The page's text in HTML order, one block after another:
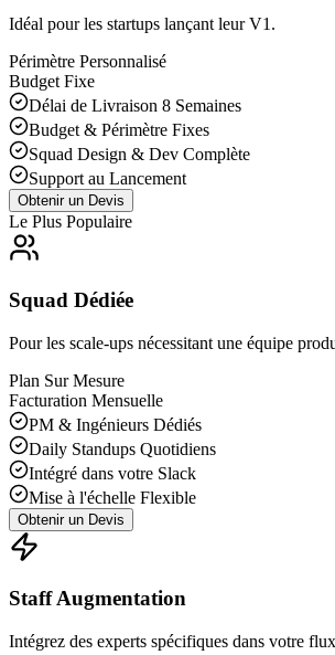
Idéal pour les startups lançant leur V1.
Périmètre Personnalisé
Budget Fixe
Délai de Livraison 8 Semaines
Budget & Périmètre Fixes
Squad Design & Dev Complète
Support au Lancement
Obtenir un Devis
Le Plus Populaire
Squad Dédiée
Pour les scale-ups nécessitant une équipe
Plan Sur Mesure
Facturation Mensuelle
PM & Ingénieurs Dédiés
Daily Standups Quotidiens
Intégré dans votre Slack
Mise à l'échelle Flexible
Obtenir un Devis
Staff Augmentation
Intégrez des experts spécifiques dans votre